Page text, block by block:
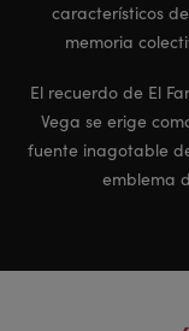
característicos
memoria
El recuerdo de El
Vega se erige
fuente inagotable
emblema